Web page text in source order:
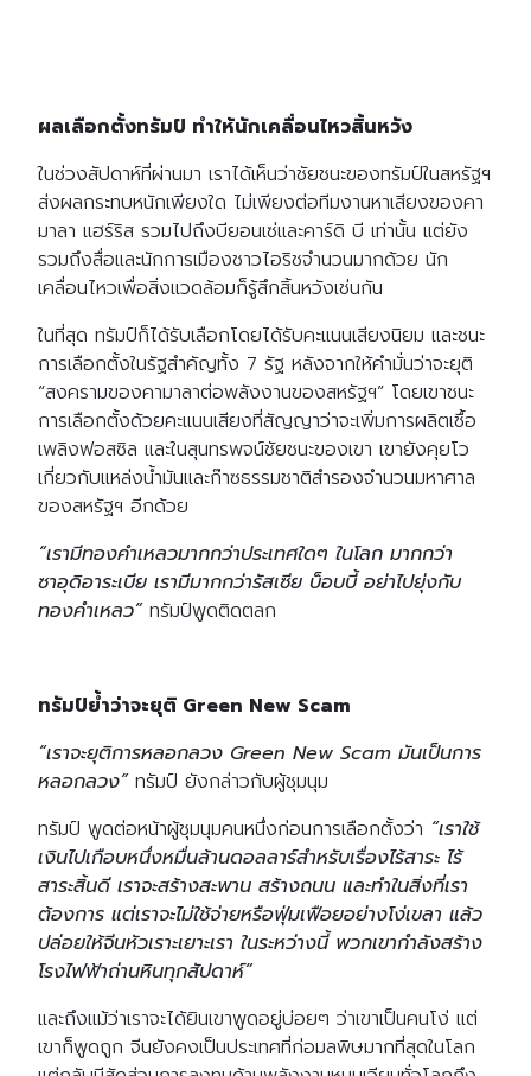
ผลเลือกตั้งทรัมป์ ทำให้นักเคลื่อนไหวสิ้นหวัง
ในช่วงสัปดาห์ที่ผ่านมา เราได้เห็นว่าชัยชนะของทรัมป์ในสหรัฐฯ
ส่งผลกระทบหนักเพียงใด ไม่เพียงต่อทีมงานหาเสียงของคา
มาลา แฮร์ริส รวมไปถึงบียอนเซ่และคาร์ดิ บี เท่านั้น แต่ยัง
รวมถึงสื่อและนักการเมืองชาวไอริชจำนวนมากด้วย นัก
เคลื่อนไหวเพื่อสิ่งแวดล้อมก็รู้สึกสิ้นหวังเช่นกัน
ในที่สุด ทรัมป์ก็ได้รับเลือกโดยได้รับคะแนนเสียงนิยม และชนะ
การเลือกตั้งในรัฐสำคัญทั้ง 7 รัฐ หลังจากให้คำมั่นว่าจะยุติ
“สงครามของคามาลาต่อพลังงานของสหรัฐฯ” โดยเขาชนะ
การเลือกตั้งด้วยคะแนนเสียงที่สัญญาว่าจะเพิ่มการผลิตเชื้อ
เพลิงฟอสซิล และในสุนทรพจน์ชัยชนะของเขา เขายังคุยโว
เกี่ยวกับแหล่งน้ำมันและก๊าซธรรมชาติสำรองจำนวนมหาศาล
ของสหรัฐฯ อีกด้วย
“เรามีทองคำเหลวมากกว่าประเทศใดๆ ในโลก มากกว่า
ซาอุดิอาระเบีย เรามีมากกว่ารัสเซีย บ็อบบี้ อย่าไปยุ่งกับ
ทองคำเหลว” ทรัมป์พูดติดตลก
ทรัมป์ย้ำว่าจะยุติ Green New Scam
“เราจะยุติการหลอกลวง Green New Scam มันเป็นการ
หลอกลวง” ทรัมป์ ยังกล่าวกับผู้ชุมนุม
ทรัมป์ พูดต่อหน้าผู้ชุมนุมคนหนึ่งก่อนการเลือกตั้งว่า “เราใช้
เงินไปเกือบหนึ่งหมื่นล้านดอลลาร์สำหรับเรื่องไร้สาระ ไร้
สาระสิ้นดี เราจะสร้างสะพาน สร้างถนน และทำในสิ่งที่เรา
ต้องการ แต่เราจะไม่ใช้จ่ายหรือฟุ่มเฟือยอย่างโง่เขลา แล้ว
ปล่อยให้จีนหัวเราะเยาะเรา ในระหว่างนี้ พวกเขากำลังสร้าง
โรงไฟฟ้าถ่านหินทุกสัปดาห์”
และถึงแม้ว่าเราจะได้ยินเขาพูดอยู่บ่อยๆ ว่าเขาเป็นคนโง่ แต่
เขาก็พูดถูก จีนยังคงเป็นประเทศที่ก่อมลพิษมากที่สุดในโลก